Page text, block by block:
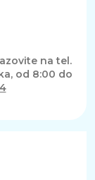
na tel.
od 8:00 do